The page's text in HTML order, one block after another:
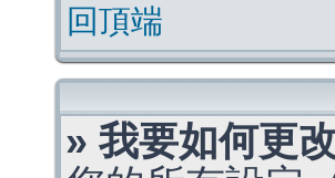
回頂端
» 我要如何更